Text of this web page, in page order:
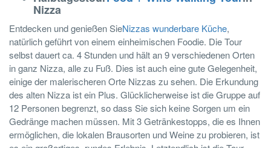
Nizza
Entdecken und genießen SieNizzas wunderbare Küche,
natürlich geführt von einem einheimischen Foodie. Die Tour
selbst dauert ca. 4 Stunden und hält an 9 verschiedenen Orten
in ganz Nizza, alle zu Fuß. Dies ist auch eine gute Gelegenheit,
einige der malerischeren Orte Nizzas zu sehen. Die Erkundung
des alten Nizza ist ein Plus. Glücklicherweise ist die Gruppe auf
12 Personen begrenzt, so dass Sie sich keine Sorgen um ein
Gedränge machen müssen. Mit 3 Getränkestopps, die es Ihnen
ermöglichen, die lokalen Brausorten und Weine zu probieren, ist